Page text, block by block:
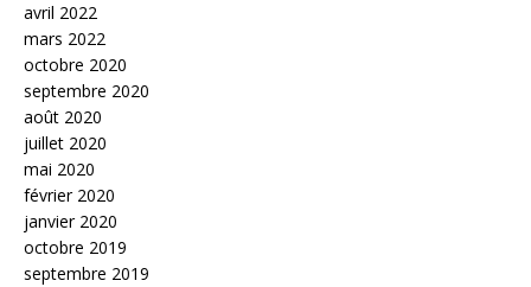
avril 2022
mars 2022
octobre 2020
septembre 2020
août 2020
juillet 2020
mai 2020
février 2020
janvier 2020
octobre 2019
septembre 2019